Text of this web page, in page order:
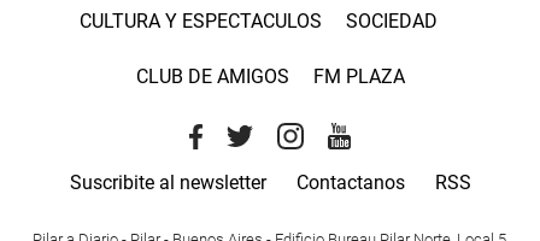
CULTURA Y ESPECTACULOS SOCIEDAD
CLUB DE AMIGOS FM PLAZA
Suscribite al newsletter Contactanos RSS